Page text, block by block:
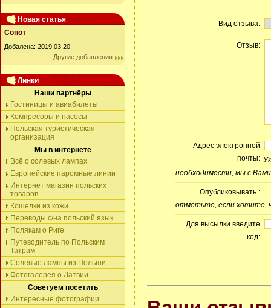
Новая статья
Сопот
Добалена: 2019.03.20.
Другие добавления
Линки
Наши партнёры
Гостиницы и авиабилеты
Компресоры и насосы
Польская туристическая
организация
Мы в интернете
Всё о солевых лампах
Европейские паромные линии
Интернет магазин польских
товаров
Кошелки из кожи
Переводы с/на польский язык
Полякам о Риге
Путеводитель по Польским
Татрам
Солевые лампы из Польши
Фотогалерея о Латвии
Советуем посетить
Интересные фотографии
Вид отзыва:
Отзыв:
Адрес электронной
почты:
необходимости, мы с Вами
Опубликовывать :
отметьте, если хотите,
Для высылки введите
код: